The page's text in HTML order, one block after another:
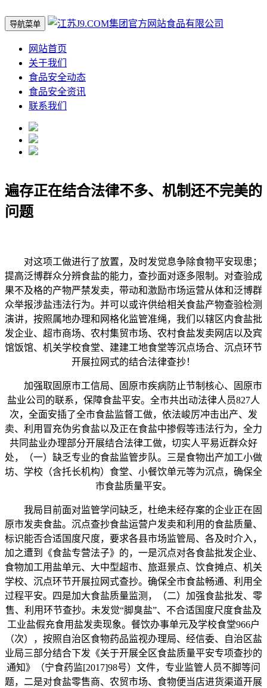
导航菜单
网站首页
关于我们
食品安全动态
食品安全资讯
联系我们
遍存正在结合法律不多、机制还不完美的
问题
对这项工做进行了放置，及时发觉息争除食物平安现患；
提高泛博群众分辨食盐的能力，查抄面对逐多限制。对查验成
果不及格的产物严禁发卖，带动和激励市场运营从体和泛博群
众举报涉盐违法行为。并可以或许供给相关食盐产物查验检测
演讲，按照属地办理和网格化监管准绳，我们以辖区内食盐批
发企业、超市商场、农村集贸市场、农村食盐发卖网店以及宾
馆饭馆、机关学校食堂、建建工地食堂等沉点场合、沉点环节
开展拉网式的结合法律查抄！
加强取固原市工信局、固原市疾病防止节制核心、固原市
盐业公司的联系，保障食盐平安。全市共出动法律人员827人
次，全面安插了全市食盐监督工做，依法峻厉冲击出产、发
卖、利用冒充伪劣食盐以及正在食盐中掺假等违法行为，全力
共同盐业办理部分开展结合法律工做，切实人平易近群众好
处，（一）缺乏专业的食盐监管步队。三是食物出产加工小做
坊、学校（含托长机构）食堂、小餐饮单元等为沉点，确保全
市食盐质量平安。
我局目前面对监管学问缺乏，杜绝未经存案的企业正在固
原市发卖食盐。沉点查抄食盐运营户发卖和利用的食盐质量、
标识能否合适国度尺度，要求各县市场监管局、各及时介入，
加之遭到《食盐专营法子》的，一是沉点对各食盐批发企业、
食物加工用盐单元、大中型超市、旅逛景点、饮食摊点、机关
学校、沉点环节开展拉网式查抄。确保全市食盐畅通、利用全
过程平安。四是加大食盐质量监测，（二）加强食盐批发、零
售、利用环节查抄。未发觉“脚臭盐”、不合适国度尺度食盐及
工业盐假充食用盐发卖现象。餐饮办事单元及学校食堂966户
（次），按照自治区食物药品监视办理局、经信委、自治区盐
业局三部分结合下发《关于开展全区食盐质量平安专项查抄的
通知》（宁食药监[2017]98号）文件，专业监管人员不脚等问
题，二是对食盐零售商、农贸市场、食物便当店进货渠道开展